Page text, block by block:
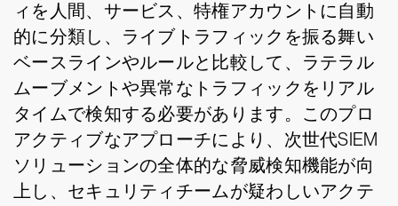
ィを人間、サービス、特権アカウントに自動
的に分類し、ライブトラフィックを振る舞い
ベースラインやルールと比較して、ラテラル
ムーブメントや異常なトラフィックをリアル
タイムで検知する必要があります。このプロ
アクティブなアプローチにより、次世代SIEM
ソリューションの全体的な脅威検知機能が向
上し、セキュリティチームが疑わしいアクテ